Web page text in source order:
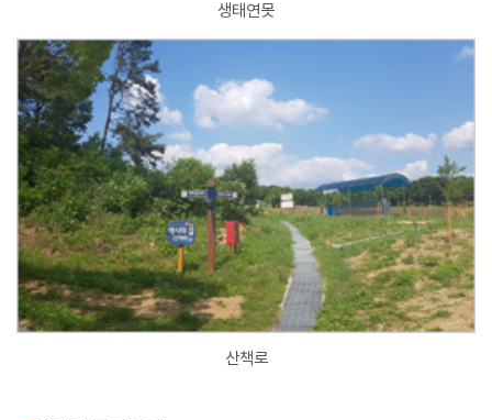
생태연못
산책로